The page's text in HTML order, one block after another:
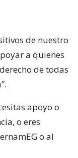
de nuestro
a quienes
de todas
apoyo o
o eres
o al